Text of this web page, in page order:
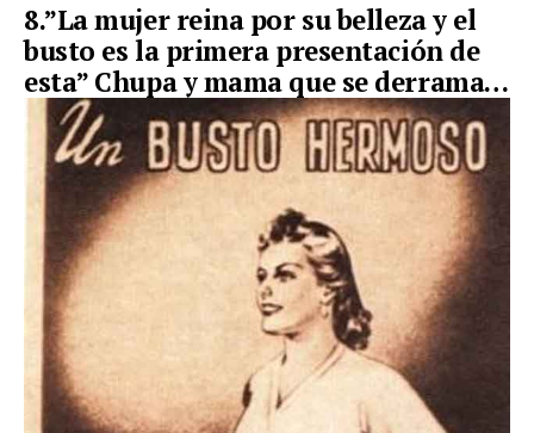
8.”La mujer reina por su belleza y el
busto es la primera presentación de
esta” Chupa y mama que se derrama…